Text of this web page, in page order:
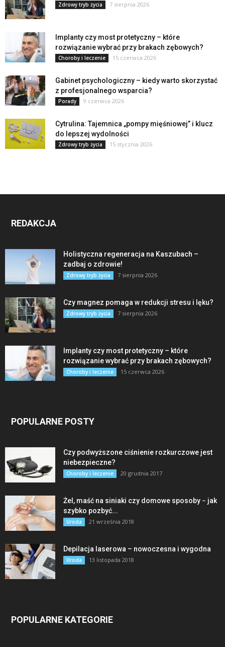
Zdrowy tryb życia 7 sierpnia 2026
Implanty czy most protetyczny – które
rozwiązanie wybrać przy brakach zębowych?
Choroby i leczenie 15 czerwca 2026
Gabinet psychologiczny – kiedy warto skorzystać
z profesjonalnego wsparcia?
Porady 9 czerwca 2026
Cytrulina: Tajemnica „pompy mięśniowej” i klucz
do lepszej wydolności
Zdrowy tryb życia 15 stycznia 2026
REDAKCJA
Holistyczna regeneracja na Kaszubach –
zadbaj o zdrowie!
Zdrowy tryb życia 7 sierpnia 2026
Czy magnez pomaga w redukcji stresu i lęku?
Zdrowy tryb życia 7 sierpnia 2026
Implanty czy most protetyczny – które
rozwiązanie wybrać przy brakach zębowych?
Choroby i leczenie 15 czerwca 2026
POPULARNE POSTY
Czy podwyższone ciśnienie rozkurczowe jest
niebezpieczne?
Choroby i leczenie 20 grudnia 2017
Żel, maść na siniaki czy domowe sposoby − jak
szybko pozbyć...
Uroda 21 września 2018
Depilacja laserowa – nowoczesna i wygodna
Uroda 13 listopada 2018
POPULARNE KATEGORIE